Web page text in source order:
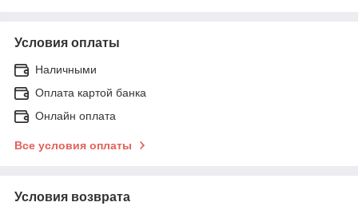
Условия оплаты
Наличными
Оплата картой банка
Онлайн оплата
Все условия оплаты
Условия возврата